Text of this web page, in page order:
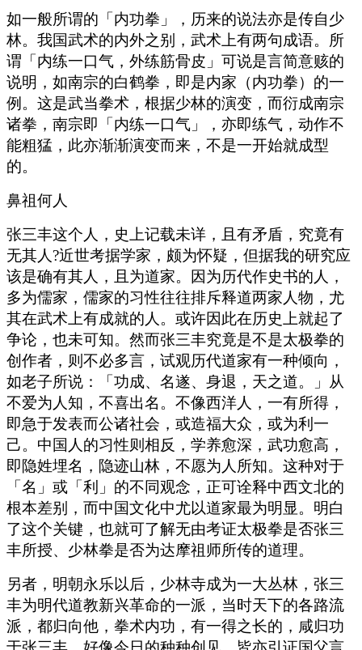
如一般所谓的「内功拳」，历来的说法亦是传自少
林。我国武术的内外之别，武术上有两句成语。所
谓「内练一口气，外练筋骨皮」可说是言简意赅的
说明，如南宗的白鹤拳，即是内家（内功拳）的一
例。这是武当拳术，根据少林的演变，而衍成南宗
诸拳，南宗即「内练一口气」，亦即练气，动作不
能粗猛，此亦渐渐演变而来，不是一开始就成型
的。
鼻祖何人
张三丰这个人，史上记载未详，且有矛盾，究竟有
无其人?近世考据学家，颇为怀疑，但据我的研究应
该是确有其人，且为道家。因为历代作史书的人，
多为儒家，儒家的习性往往排斥释道两家人物，尤
其在武术上有成就的人。或许因此在历史上就起了
争论，也未可知。然而张三丰究竟是不是太极拳的
创作者，则不必多言，试观历代道家有一种倾向，
如老子所说：「功成、名遂、身退，天之道。」从
不爱为人知，不喜出名。不像西洋人，一有所得，
即急于发表而公诸社会，或造福大众，或为利一
己。中国人的习性则相反，学养愈深，武功愈高，
即隐姓埋名，隐迹山林，不愿为人所知。这种对于
「名」或「利」的不同观念，正可诠释中西文北的
根本差别，而中国文化中尤以道家最为明显。明白
了这个关键，也就可了解无由考证太极拳是否张三
丰所授、少林拳是否为达摩祖师所传的道理。
另者，明朝永乐以后，少林寺成为一大丛林，张三
丰为明代道教新兴革命的一派，当时天下的各路流
派，都归向他，拳术内功，有一得之长的，咸归功